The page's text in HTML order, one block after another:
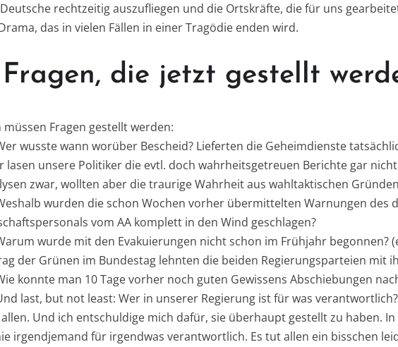
rechtzeitig auszufliegen und die Ortskräfte, die für uns
das in vielen Fällen in einer Tragödie enden wird.
die jetzt gestellt
müssen Fragen gestellt werden:
wusste wann worüber Bescheid? Lieferten die Geheimdienste
lasen unsere Politiker die evtl. doch wahrheitsgetreuen Berichte gar
zwar, wollten aber die traurige Wahrheit aus wahltaktischen
wurden die schon Wochen vorher übermittelten Warnungen des
vom AA komplett in den Wind geschlagen?
wurde mit den Evakuierungen nicht schon im Frühjahr begonnen?
der Grünen im Bundestag lehnten die beiden Regierungsparteien mit
konnte man 10 Tage vorher noch guten Gewissens Abschiebungen
last, but not least: Wer in unserer Regierung ist für was
Und ich entschuldige mich dafür, sie überhaupt gestellt zu haben.
irgendjemand für irgendwas verantwortlich. Es tut allen ein bisschen